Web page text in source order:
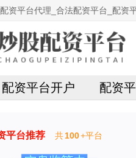
资平台代理_合法配资平台_配资
配资平台开户 配资
平台推荐 共100+平台